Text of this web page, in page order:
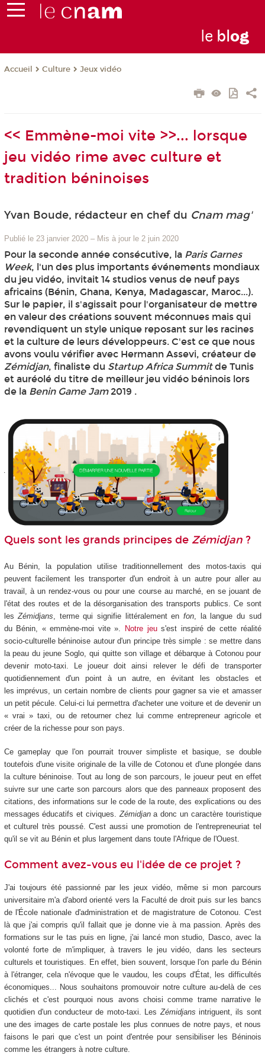
le blog
Accueil Culture Jeux vidéo
<< Emmène-moi vite >>... lorsque
jeu vidéo rime avec culture et
tradition béninoises
Yvan Boude, rédacteur en chef du Cnam mag'
Publié le 23 janvier 2020 – Mis à jour le 2 juin 2020
Pour la seconde année consécutive, la Paris Garnes
Week, l'un des plus importants événements mondiaux
du jeu vidéo, invitait 14 studios venus de neuf pays
africains (Bénin, Ghana, Kenya, Madagascar, Maroc...).
Sur le papier, il s'agissait pour l'organisateur de mettre
en valeur des créations souvent méconnues mais qui
revendiquent un style unique reposant sur les racines
et la culture de leurs développeurs. C'est ce que nous
avons voulu vérifier avec Hermann Assevi, créateur de
Zémidjan, finaliste du Startup Africa Summitde Tunis
et auréolé du titre de meilleur jeu vidéo béninois lors
de la Benin Game Jam2019 .
Quels sont les grands principes de Zémidjan ?
Au Bénin, la population utilise traditionnellement des motos-taxis qui
peuvent facilement les transporter d'un endroit à un autre pour aller au
travail, à un rendez-vous ou pour une course au marché, en se jouant de
l'état des routes et de la désorganisation des transports publics. Ce sont
lesZémidjans , terme qui signifie littéralement en fon, la langue du sud
du Bénin, « emmène-moi vite ».
Notre jeus'est inspiré de cette réalité
socio-culturelle béninoise autour d'un principe très simple : se mettre dans
la peau du jeune Soglo, qui quitte son village et débarque à Cotonou pour
devenir moto-taxi. Le joueur doit ainsi relever le défi de transporter
quotidiennement d'un point à un autre, en évitant les obstacles et
les imprévus, un certain nombre de clients pour gagner sa vie et amasser
un petit pécule. Celui-ci lui permettra d'acheter une voiture et de devenir un
« vrai » taxi, ou de retourner chez lui comme entrepreneur agricole et
créer de la richesse pour son pays.
Ce gameplay que l'on pourrait trouver simpliste et basique, se double
toutefois d'une visite originale de la ville de Cotonou et d'une plongée dans
la culture béninoise. Tout au long de son parcours, le joueur peut en effet
suivre sur une carte son parcours alors que des panneaux proposent des
citations, des informations sur le code de la route, des explications ou des
messages éducatifs et civiques.Zémidjana donc un caractère touristique
et culturel très poussé. C'est aussi une promotion de l'entrepreneuriat tel
qu'il se vit au Bénin et plus largement dans toute l'Afrique de l'Ouest.
Comment avez-vous eu l'idée de ce projet ?
J'ai toujours été passionné par les jeux vidéo, même si mon parcours
universitaire m'a d'abord orienté vers la Faculté de droit puis sur les bancs
de l'École nationale d'administration et de magistrature de Cotonou. C'est
là que j'ai compris qu'il fallait que je donne vie à ma passion. Après des
formations sur le tas puis en ligne, j'ai lancé mon studio, Dasco, avec la
volonté forte de m'impliquer, à travers le jeu vidéo, dans les secteurs
culturels et touristiques. En effet, bien souvent, lorsque l'on parle du Bénin
à l'étranger, cela n'évoque que le vaudou, les coups d'État, les difficultés
économiques... Nous souhaitons promouvoir notre culture au-delà de ces
clichés et c'est pourquoi nous avons choisi comme trame narrative le
quotidien d'un conducteur de moto-taxi. LesZémidjans intriguent, ils sont
une des images de carte postale les plus connues de notre pays, et nous
faisons le pari que c'est un point d'entrée pour sensibiliser les Béninois
comme les étrangers à notre culture.